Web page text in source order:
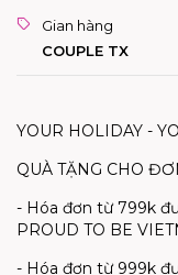
Gian hàng
COUPLE TX
YOUR HOLIDAY -
QUÀ TẶNG CHO
- Hóa đơn từ799k
PROUD TO BE
- Hóa đơn từ999k